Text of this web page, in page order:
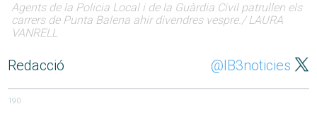
Agents de la Policia Local i de la Guàrdia Civil patrullen els
carrers de Punta Balena ahir divendres vespre./ LAURA
VANRELL
Redacció @IB3noticies
190